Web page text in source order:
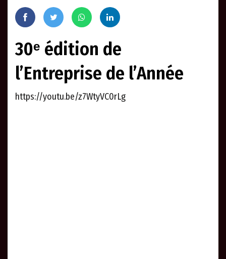
30ᵉ édition de
l’Entreprise de l’Année
https://youtu.be/z7WtyVC0rLg